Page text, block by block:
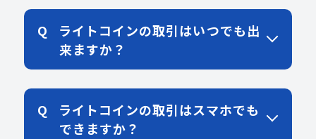
ライトコインの取引はいつでも出
来ますか？
ライトコインの取引はスマホでも
できますか？